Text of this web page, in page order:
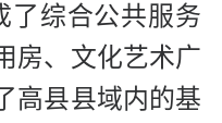
了综合公共服务
房、文化艺术广
高县县域内的基